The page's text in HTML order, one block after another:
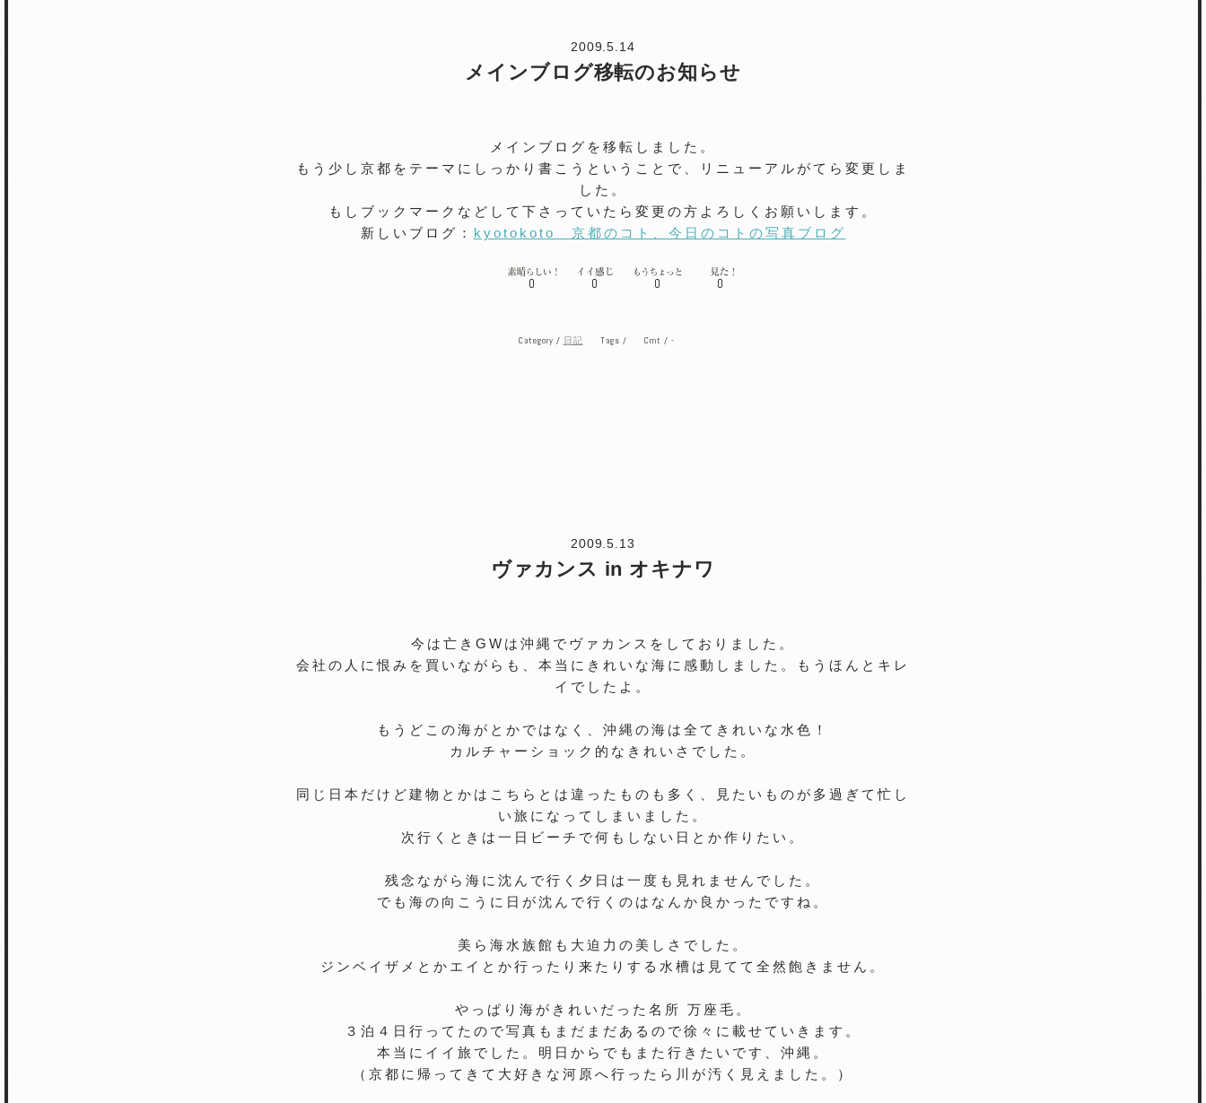
2009.5.14
メインブログ移転のお知らせ
メインブログを移転しました。
もう少し京都をテーマにしっかり書こうということで、リニューアルがてら変更しま
した。
もしブックマークなどして下さっていたら変更の方よろしくお願いします。
新しいブログ： kyotokoto 京都のコト、今日のコトの写真ブログ
0 0 0 0
Category / 日記 Tags / Cmt /-
2009.5.13
ヴァカンス in オキナワ
今は亡きGWは沖縄でヴァカンスをしておりました。
会社の人に恨みを買いながらも、本当にきれいな海に感動しました。もうほんとキレ
イでしたよ。
もうどこの海がとかではなく、沖縄の海は全てきれいな水色！
カルチャーショック的なきれいさでした。
同じ日本だけど建物とかはこちらとは違ったものも多く、見たいものが多過ぎて忙し
い旅になってしまいました。
次行くときは一日ビーチで何もしない日とか作りたい。
残念ながら海に沈んで行く夕日は一度も見れませんでした。
でも海の向こうに日が沈んで行くのはなんか良かったですね。
美ら海水族館も大迫力の美しさでした。
ジンベイザメとかエイとか行ったり来たりする水槽は見てて全然飽きません。
やっぱり海がきれいだった名所 万座毛。
３泊４日行ってたので写真もまだまだあるので徐々に載せていきます。
本当にイイ旅でした。明日からでもまた行きたいです、沖縄。
（京都に帰ってきて大好きな河原へ行ったら川が汚く見えました。）